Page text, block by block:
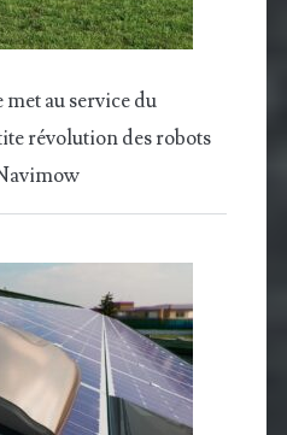
au service du
révolution des robots